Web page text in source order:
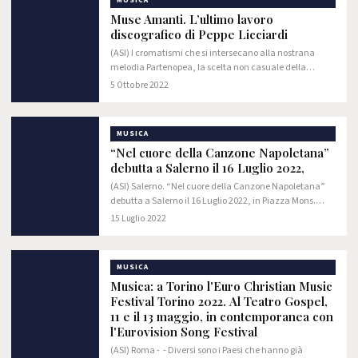
Muse Amanti. L’ultimo lavoro
discografico di Peppe Licciardi
(ASI) I cromatismi che si intersecano alla nostrana
melodia Partenopea, la scelta non casuale della
strumentazione che accompagna il canto fra le viscere
5 Ottobre 2022
MUSICA
“Nel cuore della Canzone Napoletana”
debutta a Salerno il 16 Luglio 2022,
(ASI) Salerno. “Nel cuore della Canzone Napoletana”
debutta a Salerno il 16 Luglio 2022, in Piazza Mons.
Bolognini (antistante il Santuario) alle ore 21.00
15 Luglio 2022
MUSICA
Musica: a Torino l'Euro Christian Music
Festival Torino 2022. Al Teatro Gospel,
11 e il 13 maggio, in contemporanea con
l'Eurovision Song Festival
(ASI) Roma - - Diversi sono i Paesi che hanno già